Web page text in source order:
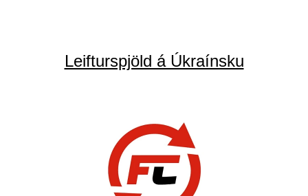
Leifturspjöld á Úkraínsku